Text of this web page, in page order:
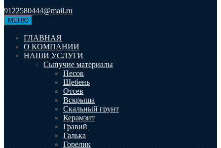
9122580444@mail.ru
МЕНЮ
ГЛАВНАЯ
О КОМПАНИИ
НАШИ УСЛУГИ
Сыпучие материалы
Песок
Щебень
Отсев
Вскрыша
Скальный грунт
Керамзит
Гравий
Галька
Горелик